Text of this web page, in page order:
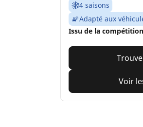
4 saisons
Adapté aux
Issu de la
Voir